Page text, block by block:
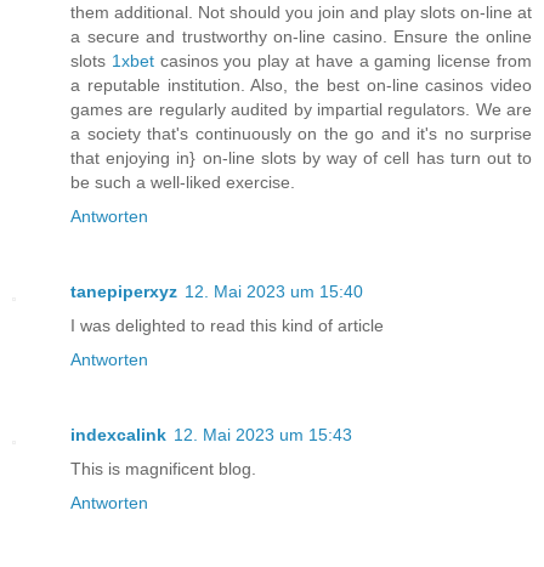
them additional. Not should you join and play slots on-line at
a secure and trustworthy on-line casino. Ensure the online
slots 1xbetcasinos you play at have a gaming license from
a reputable institution. Also, the best on-line casinos video
games are regularly audited by impartial regulators. We are
a society that's continuously on the go and it's no surprise
that enjoying in} on-line slots by way of cell has turn out to
be such a well-liked exercise.
Antworten
tanepiperxyz 12. Mai 2023 um 15:40
I was delighted to read this kind of article
Antworten
indexcalink 12. Mai 2023 um 15:43
This is magnificent blog.
Antworten